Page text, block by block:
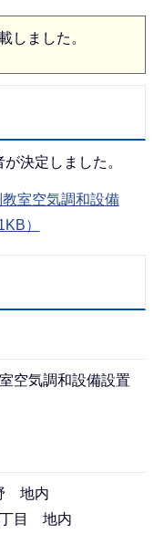
しました。
決定しました。
室空気調和設備
）
空気調和設備設置
地内
丁目 地内